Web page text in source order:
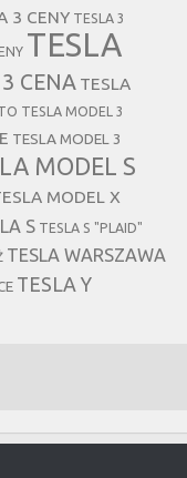
3 CENY TESLA 3
TESLA
CENA TESLA
TESLA MODEL 3
TESLA MODEL 3
MODEL S
MODEL X
S TESLA S "PLAID"
TESLA WARSZAWA
TESLA Y